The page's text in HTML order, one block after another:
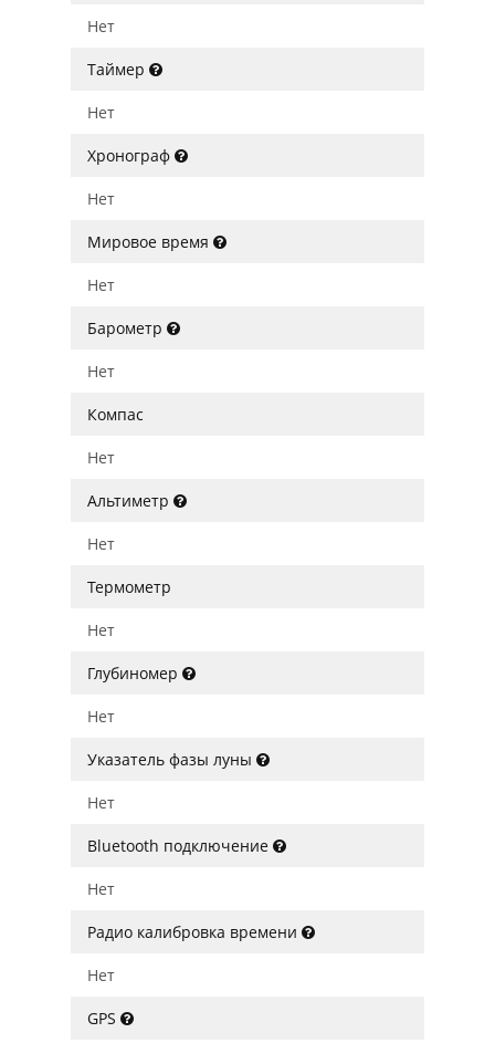
Нет
Таймер
Нет
Хронограф
Нет
Мировое время
Нет
Барометр
Нет
Компас
Нет
Альтиметр
Нет
Термометр
Нет
Глубиномер
Нет
Указатель фазы луны
Нет
Bluetooth подключение
Нет
Радио калибровка времени
Нет
GPS